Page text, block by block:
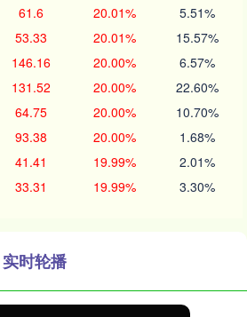
61.6 20.01% 5.51%
53.33 20.01% 15.57%
146.16 20.00% 6.57%
131.52 20.00% 22.60%
64.75 20.00% 10.70%
93.38 20.00% 1.68%
41.41 19.99% 2.01%
33.31 19.99% 3.30%
时轮播